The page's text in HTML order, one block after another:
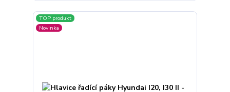
TOP produkt
Novinka